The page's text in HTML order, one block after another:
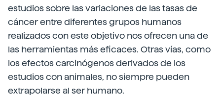
estudios sobre las variaciones de las tasas de
cáncer entre diferentes grupos humanos
realizados con este objetivo nos ofrecen una de
las herramientas más eficaces. Otras vías, como
los efectos carcinógenos derivados de los
estudios con animales, no siempre pueden
extrapolarse al ser humano.